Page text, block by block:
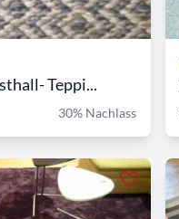
Teppi...
30% Nachlass